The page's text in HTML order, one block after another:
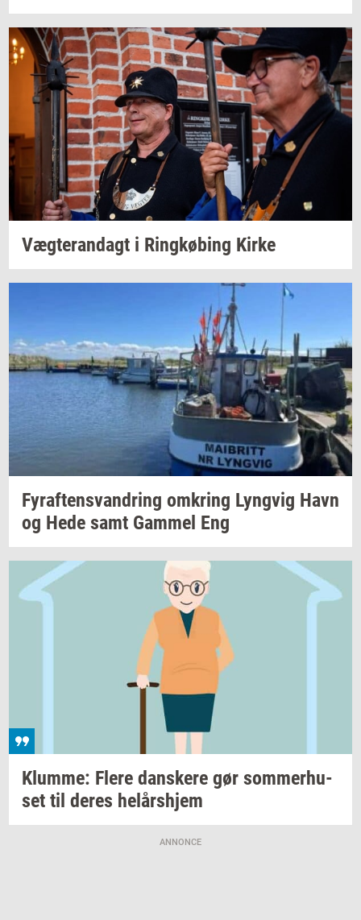
Væg­te­ran­dagt i Ring­kø­bing Kirke
Fyraf­tensvan­dring om­kring Lyng­vig Havn
og Hede samt Gam­mel Eng
Klum­me: Flere dan­ske­re gør som­mer­hu­
set til deres helårs­hjem
ANNONCE